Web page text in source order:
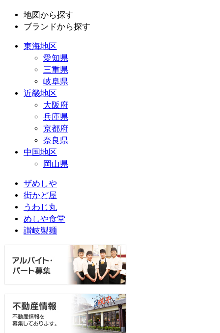
地図 から探す
ブランドから探す
東海地区
愛知県
三重県
岐阜県
近畿地区
大阪府
兵庫県
京都府
奈良県
中国地区
岡山県
ザめしや
街かど屋
うわじ丸
めしや食堂
讃岐製麺